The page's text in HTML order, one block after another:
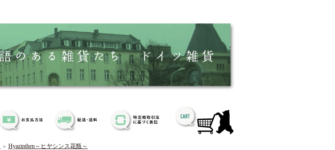
＞ Hyazinthen～ヒヤシンス花瓶～